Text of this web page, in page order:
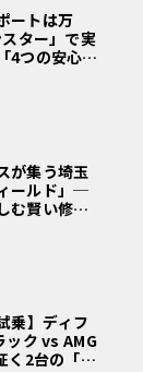
ートは万
ター」で実
4つの安心」
つの疑問：
PR〉
が集う埼玉
ールド」─
む賢い修理
製オイル
乗】ディフ
ック vs AMG
く2台の「対